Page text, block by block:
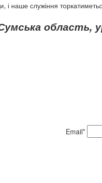
наше служіння
область,
Email*